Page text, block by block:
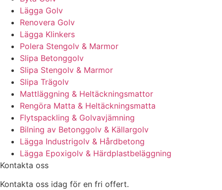
Lägga Golv
Renovera Golv
Lägga Klinkers
Polera Stengolv & Marmor
Slipa Betonggolv
Slipa Stengolv & Marmor
Slipa Trägolv
Mattläggning & Heltäckningsmattor
Rengöra Matta & Heltäckningsmatta
Flytspackling & Golvavjämning
Bilning av Betonggolv & Källargolv
Lägga Industrigolv & Hårdbetong
Lägga Epoxigolv & Härdplastbeläggning
Kontakta oss
Kontakta oss idag för en fri offert.